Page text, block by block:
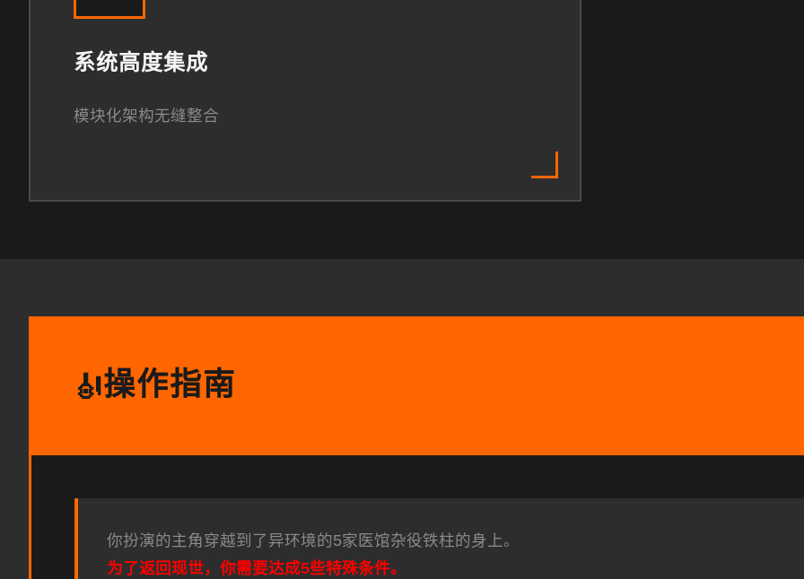
系统高度集成
模块化架构无缝整合
🎻操作指南
你扮演的主角穿越到了异环境的5家医馆杂役铁柱的身上。
为了返回现世，你需要达成5些特殊条件。